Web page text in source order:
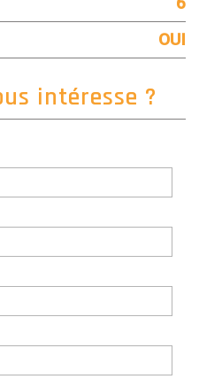
OUI
intéresse ?